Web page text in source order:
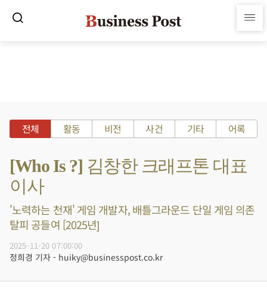
전체 활동 비전 사건 기타 어록
[Who Is ?] 김창한 크래프톤 대표
이사
'노력하는 천재' 게임 개발자, 배틀그라운드 단일 게임 의존
탈피 공들여 [2025년]
2025-11-20 07:00:00
정희경 기자 - huiky@businesspost.co.kr